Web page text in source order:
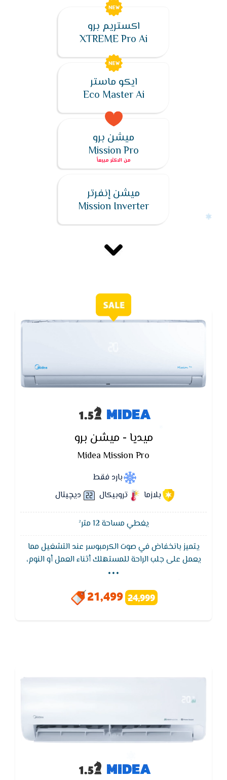
اكستريم برو
XTREME Pro Ai
ايكو ماستر
Eco Master Ai
ميشن برو
Mission Pro
ميشن إنفرتر
Mission Inverter
MIDEA
ميديا - ميشن برو
Midea Mission Pro
بارد فقط
بلازما
تروبيكال ديچيتال
يغطي مساحة 12 متر²
يتميز بانخفاض في صوت الكرمبوسر عند التشغيل مما
يعمل على جلب الراحة للمستهلك أثناء العمل أو النوم،
وعند غلق الجهاز لا تشعر بوجود ضوضاء كما في بقي
التشغيل,يتميز تكييف ميديا - MIDEA بوظيفة إعادة
...
21,499 24,999
MIDEA